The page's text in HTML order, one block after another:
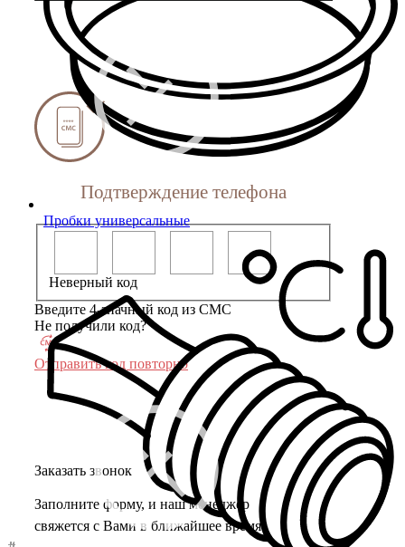
Пробки универсальные
Подтверждение телефона
Неверный код
Введите 4-значный код из СМС
Не получили код?
Отправить код повторно
Заказать звонок
Заполните форму, и наш менеджер
свяжется с Вами в ближайшее время